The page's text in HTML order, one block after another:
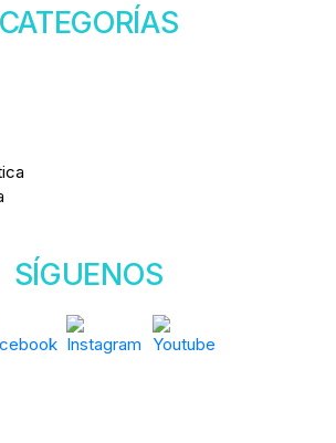
CATEGORÍAS
SÍGUENOS